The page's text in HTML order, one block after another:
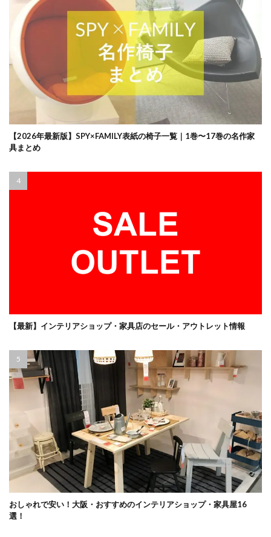
【2026年最新版】SPY×FAMILY表紙の椅子一覧｜1巻〜17巻の名作家
具まとめ
【最新】インテリアショップ・家具店のセール・アウトレット情報
おしゃれで安い！大阪・おすすめのインテリアショップ・家具屋16
選！